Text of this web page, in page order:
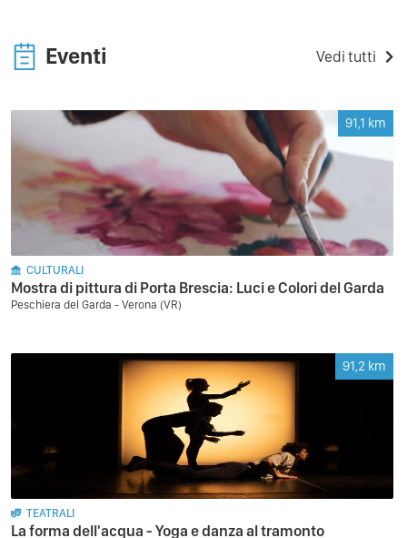
Eventi Vedi tutti
91,1 km
CULTURALI
Mostra di pittura di Porta Brescia: Luci e Colori del Garda
Peschiera del Garda - Verona (VR)
91,2 km
TEATRALI
La forma dell'acqua - Yoga e danza al tramonto